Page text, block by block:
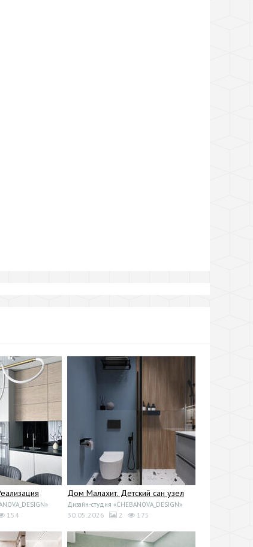
154
Дом Малахит. Детский сан узел
Дизайн-студия «CHEBANOVA_DESIGN»
30.05.2026 2 175